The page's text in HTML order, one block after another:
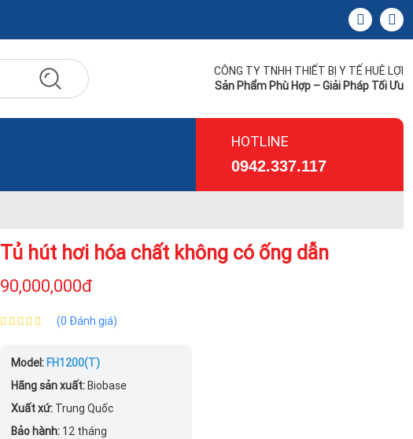
CÔNG TY TNHH THIẾT BỊ Y TẾ HUÊ LỢI
Sản Phẩm Phù Hợp – Giải Pháp Tối Ưu
HOTLINE
0942.337.117
Tủ hút hơi hóa chất không có ống dẫn
90,000,000đ
(0 Đánh giá)
Model: FH1200(T)
Hãng sản xuất:Biobase
Xuất xứ: Trung Quốc
Bảo hành: 12 tháng